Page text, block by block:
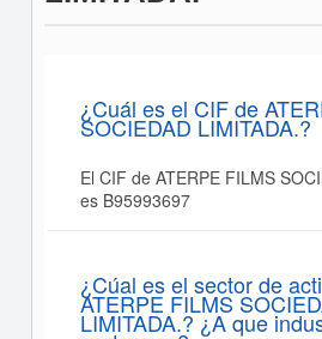
¿Cuál es el CIF de
SOCIEDAD LIMITADA.?
El CIF de ATERPE FILMS
es B95993697
¿Cúal es el sector de
ATERPE FILMS
LIMITADA.? ¿A que